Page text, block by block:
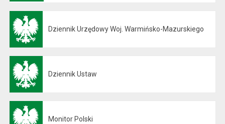
Dziennik Urzędowy Woj. Warmińsko-Mazurskiego
Dziennik Ustaw
Monitor Polski